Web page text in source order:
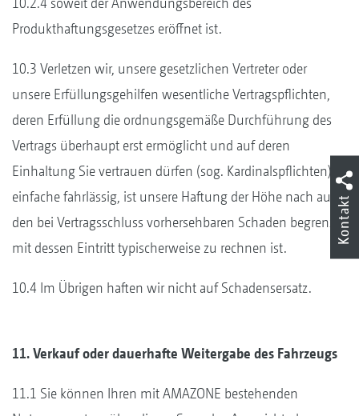
Produkthaftungsgesetzes eröffnet ist.
10.3 Verletzen wir, unsere gesetzlichen Vertreter oder
unsere Erfüllungsgehilfen wesentliche Vertragspflichten,
deren Erfüllung die ordnungsgemäße Durchführung des
Vertrags überhaupt erst ermöglicht und auf deren
Einhaltung Sie vertrauen dürfen (sog. Kardinalspflichten),
einfache fahrlässig, ist unsere Haftung der Höhe nach auf
den bei Vertragsschluss vorhersehbaren Schaden begrenzt,
mit dessen Eintritt typischerweise zu rechnen ist.
10.4 Im Übrigen haften wir nicht auf Schadensersatz.
11. Verkauf oder dauerhafte Weitergabe des Fahrzeugs
11.1 Sie können Ihren mit AMAZONE bestehenden
Kontakt